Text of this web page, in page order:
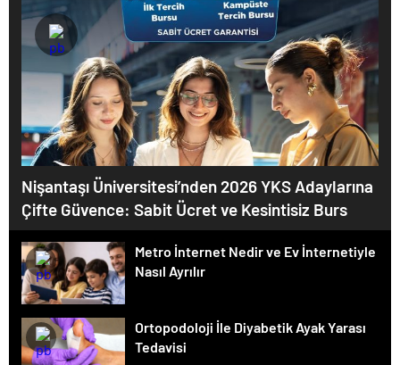
Nişantaşı Üniversitesi’nden 2026 YKS Adaylarına
Çifte Güvence: Sabit Ücret ve Kesintisiz Burs
Metro İnternet Nedir ve Ev İnternetiyle
Nasıl Ayrılır
Ortopodoloji İle Diyabetik Ayak Yarası
Tedavisi